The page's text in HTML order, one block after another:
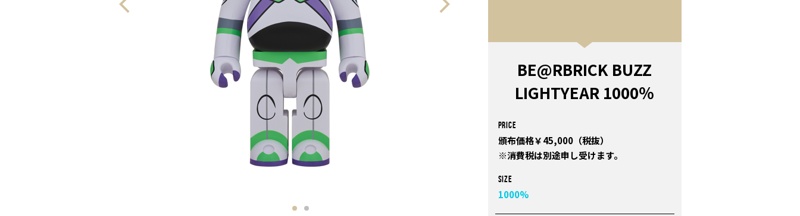
BE@RBRICK BUZZ
LIGHTYEAR 1000％
PRICE
頒布価格￥45,000（税抜）
※消費税は別途申し受けます。
Size
1000%